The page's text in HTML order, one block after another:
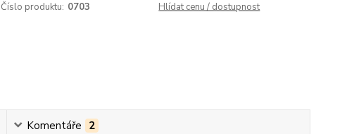
Číslo produktu: 0703 Hlídat cenu / dostupnost
Komentáře 2